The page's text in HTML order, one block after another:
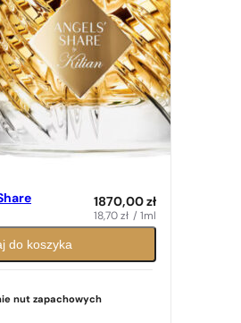
1870,00zł
18,70zł / 1ml
do koszyka
nut zapachowych